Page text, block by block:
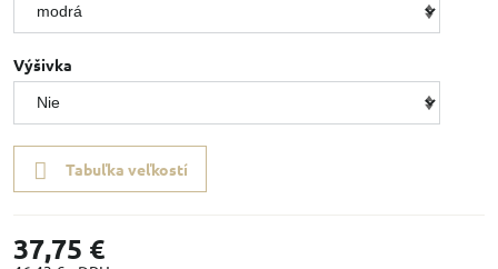
Výšivka
Tabuľka veľkostí
37,75 €